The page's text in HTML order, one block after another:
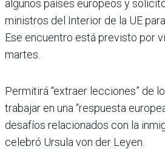
algunos países europeos y
ministros del Interior de la UE
Ese encuentro está previsto por
martes.
Permitirá “extraer lecciones” de
trabajar en una “respuesta
desafíos relacionados con la
celebró Ursula von der Leyen.